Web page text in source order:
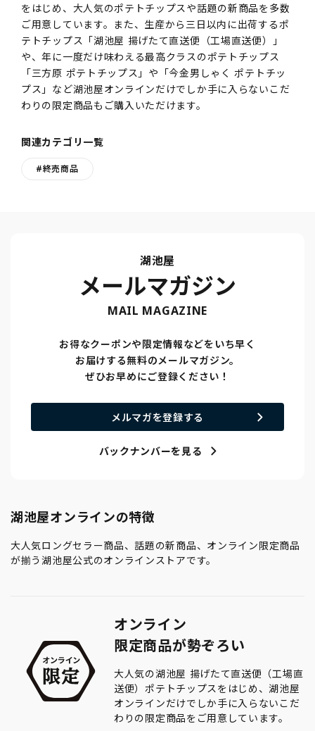
をはじめ、大人気のポテトチップスや話題の新商品を多数
ご用意しています。また、生産から三日以内に出荷するポ
テトチップス「湖池屋 揚げたて直送便（工場直送便）」
や、年に一度だけ味わえる最高クラスのポテトチップス
「三方原 ポテトチップス」や「今金男しゃく ポテトチッ
プス」など湖池屋オンラインだけでしか手に入らないこだ
わりの限定商品もご購入いただけます。
関連カテゴリ一覧
#終売商品
湖池屋
メールマガジン
MAIL MAGAZINE
お得なクーポンや限定情報などをいち早く
お届けする無料のメールマガジン。
ぜひお早めにご登録ください！
メルマガを登録する
バックナンバーを見る
湖池屋オンラインの特徴
大人気ロングセラー商品、話題の新商品、オンライン限定商品
が揃う湖池屋公式のオンラインストアです。
オンライン
限定商品が勢ぞろい
大人気の湖池屋 揚げたて直送便（工場直
送便）ポテトチップスをはじめ、湖池屋
オンラインだけでしか手に入らないこだ
わりの限定商品をご用意しています。